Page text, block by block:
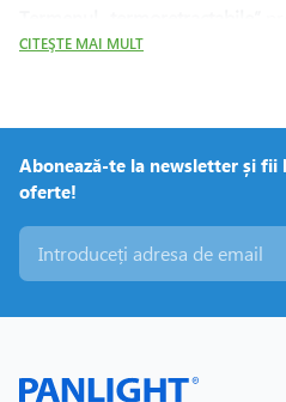
instalare: se glisează pe cablu,
Material: Poliolefină.
Temperatura contractiei:la
contractia totala la 130 ° C
Tensiune de operare: 35 kV (in
manusi)
Culoare: negru
CITEŞTE MAI MULT
Abonează-te la newsletter și fii
oferte!